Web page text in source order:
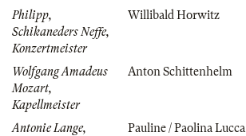
Philipp,
Schikaneders Neffe,
Konzertmeister
Willibald Horwitz
Wolfgang Amadeus
Mozart,
Kapellmeister
Anton Schittenhelm
Antonie Lange, Pauline / Paolina Lucca